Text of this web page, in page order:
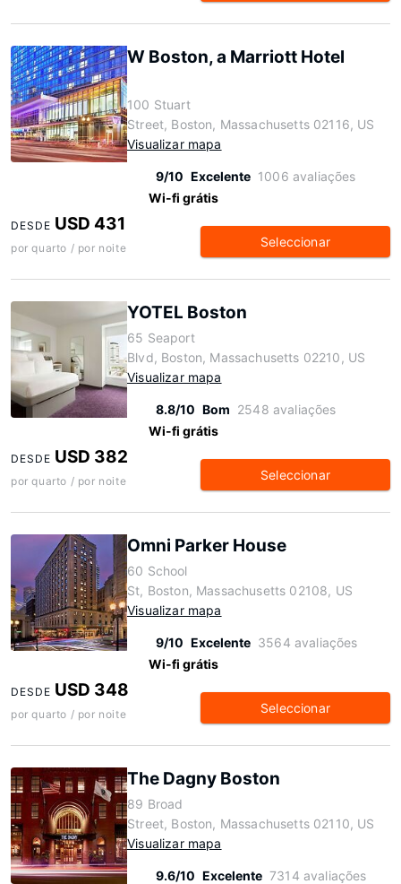
W Boston, a Marriott Hotel
100 Stuart
Street, Boston, Massachusetts 02116, US
Visualizar mapa
9/10 Excelente 1006 avaliações
Wi-fi grátis
DESDE USD 431
por quarto / por noite Seleccionar
YOTEL Boston
65 Seaport
Blvd, Boston, Massachusetts 02210, US
Visualizar mapa
8.8/10 Bom 2548 avaliações
Wi-fi grátis
DESDE USD 382
por quarto / por noite Seleccionar
Omni Parker House
60 School
St, Boston, Massachusetts 02108, US
Visualizar mapa
9/10 Excelente 3564 avaliações
Wi-fi grátis
DESDE USD 348
por quarto / por noite Seleccionar
The Dagny Boston
89 Broad
Street, Boston, Massachusetts 02110, US
Visualizar mapa
9.6/10 Excelente 7314 avaliações